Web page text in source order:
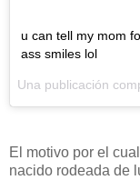
u can tell my mom
ass smiles lol
Una publicación
El motivo por el
nacido rodeada de